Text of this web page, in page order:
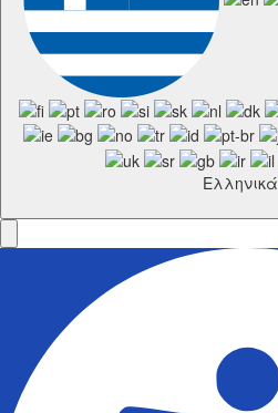
Ελληνικά